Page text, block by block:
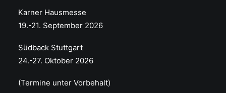
Karner Hausmesse
19.-21. September 2026
Südback Stuttgart
24.-27. Oktober 2026
(Termine unter Vorbehalt)